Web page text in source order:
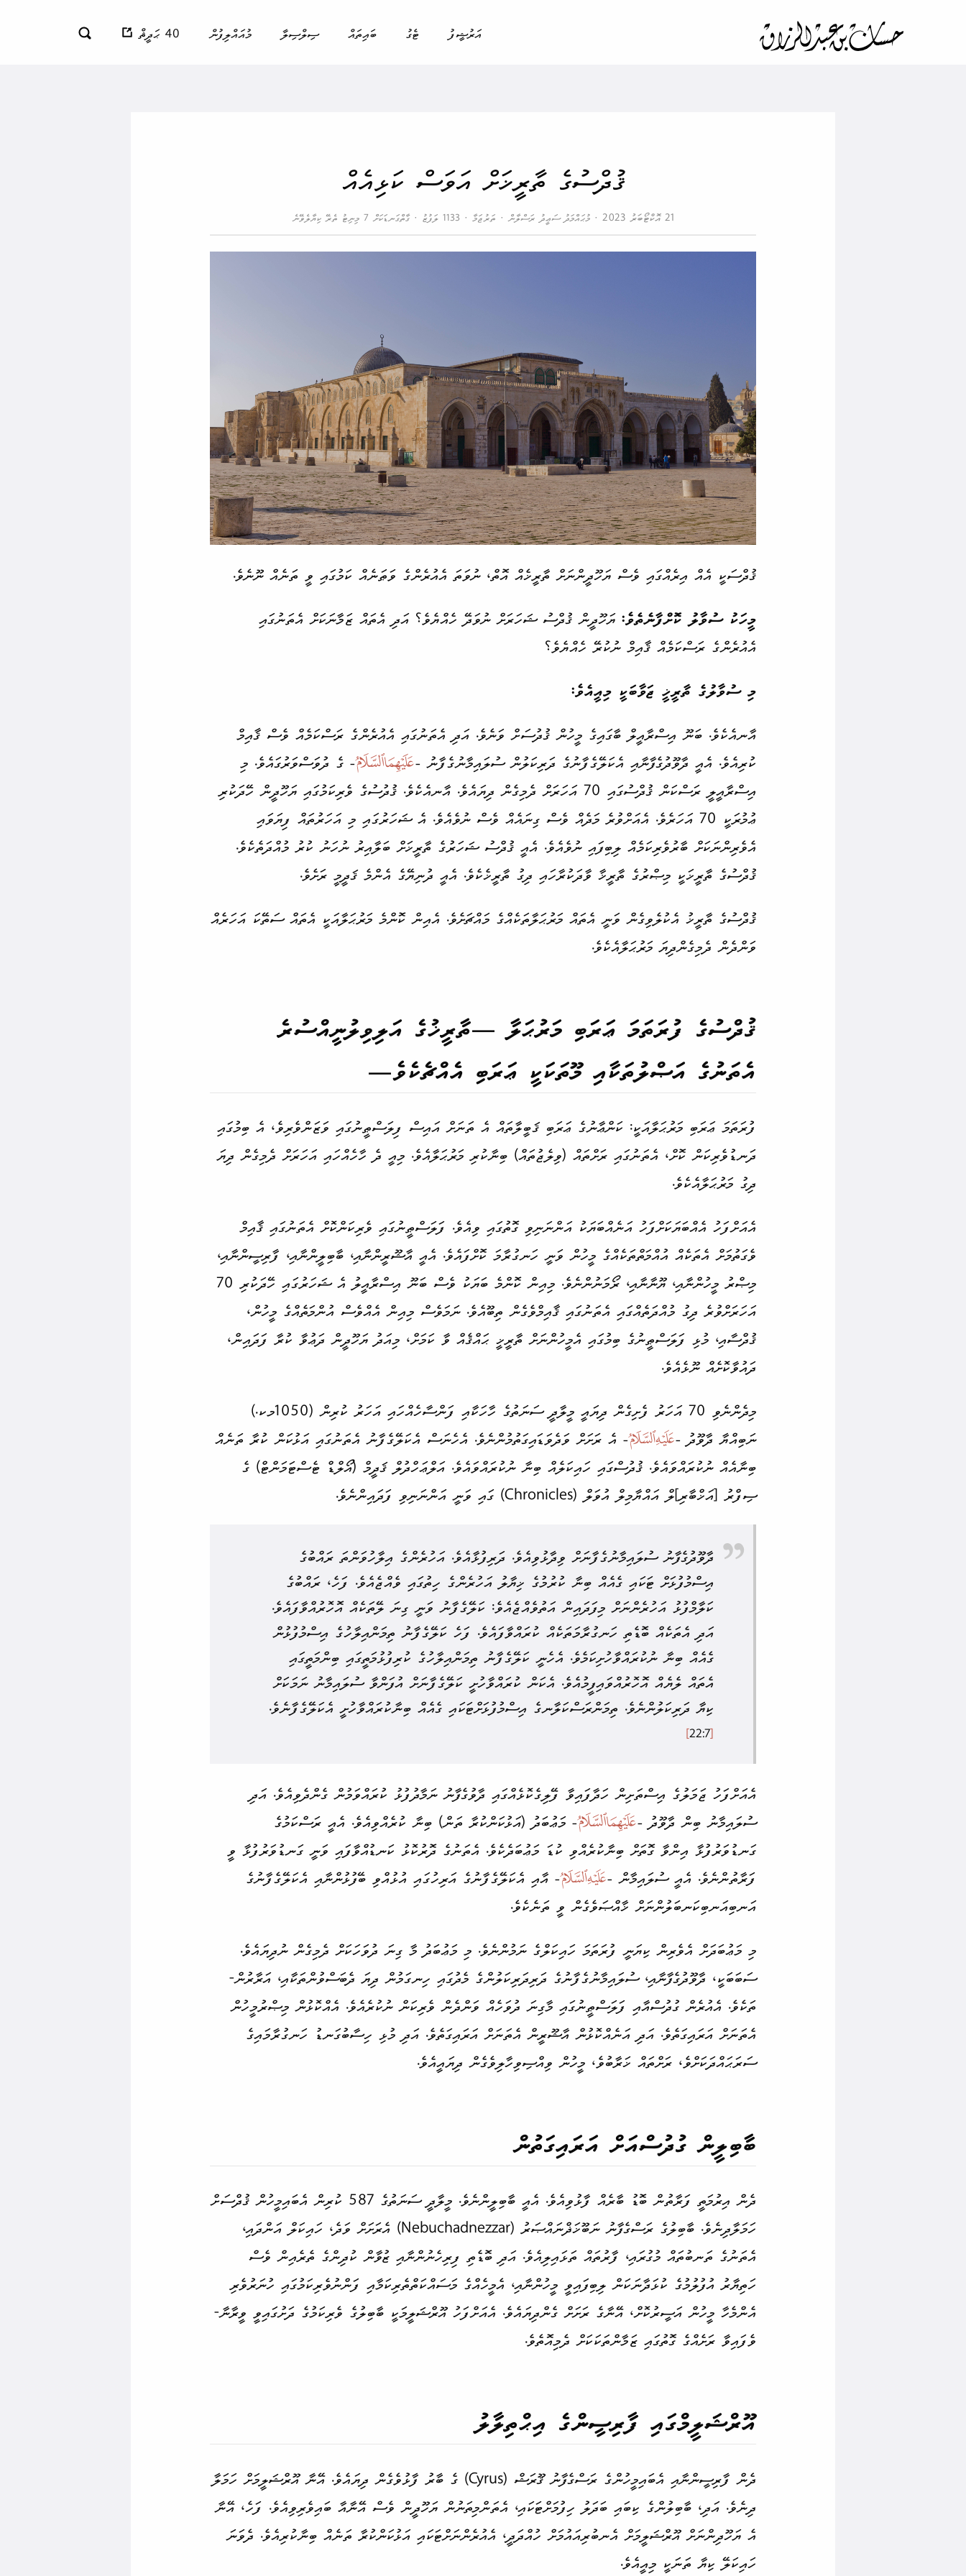
އަރުޝީފު ޓެގު ބައިތައް ސިލްސިލާ މުއައްލިފުން 40 ޙަދީޘް
ޤުދްސުގެ ތާރީޚަށް އަވަސް ކަޅިއެއް
21 އޮކްޓޯބަރު 2023 މުޙައްމަދު ސަޢީދު ރަސްލާން ތަރުޖަމާ ގާތްގަނޑަކަށް 7 މިނިޓު ތެރޭ ކިޔާލެވޭނެ
ޤުދްސަކީ އެއް އިރެއްގައި ވެސް ޔަހޫދީންނަށް ތާރީޚެއް އޮތް، ނުވަތަ އެއުރެންގެ ވަޠަނެއް ކަމުގައި ވީ ތަނެއް ނޫނެވެ.
މީހަކު ސުވާލު ކޮށްފާނެތެވެ: ޔަހޫދީން ޤުދްސު ޝަހަރަށް ނުވަދޭ ހެއްޔެވެ؟ އަދި އެތައް ޒަމާނަކަށް އެތަނުގައި
އެއުރެންގެ ރަސް­ކަމެއް ޤާއިމް ނުކުރޭ ހެއްޔެވެ؟
މި ސުވާލުގެ ތާރީޚީ ޖަވާބަކީ މިއީއެވެ:
އާނއެކެވެ. ބަނޫ އިސްރާއީލް ބާގައިގެ މީހުން ޤުދުސަށް ވަނެވެ. އަދި އެތަނުގައި އެއުރެންގެ ރަސް­ކަމެއް ވެސް ޤާއިމް
ކުރިއެވެ. އެއީ ދާވޫދުގެފާނާއި އެކަލޭގެފާނުގެ ދަރި­ކަލުން ސުލައިމާނުގެފާނު -- ގެ ދުވަސްވަރުގައެވެ. މި
އިސްރާއީލީ ރަސްކަން ޤުދްސުގައި 70 އަހަރަށް ދެމިގެން ދިޔައެވެ. އާނއެކެވެ. ޤުދުސުގެ ވެރި­ކަމުގައި ޔަހޫދީން ހޭދަކުރި
ޢުމުރަކީ 70 އަހަރެވެ. އެއަށްވުރެ މަދެއް ވެސް ގިނަ­އެއް ވެސް ނުވެއެވެ. އެ ޝަހަރުގައި މި އަހަރުތައް ފިޔަވައި
އެވެރިންނަކަށް ބާރުވެރި­ކަމެއް ލިބިފައި ނުވެއެވެ. އެއީ ޤުދްސު ޝަހަރުގެ ތާރީޚަށް ބަލާއިރު ނުހަނު ކުރު މުއްދަތެކެވެ.
ޤުދްސުގެ ތާރީޚަކީ މިޞްރުގެ ތާރީޚާ ވާދަކުރާހައި ދިގު ތާރީޚެކެވެ. އެއީ ދުނިޔޭގެ އެންމެ ޤަދީމީ ރަށެވެ.
ޤުދްސުގެ ތާރީޚު އެކުލެވިގެން ވަނީ އެތައް މަރުޙަލާ­ތަކެއްގެ މައްޗަށެވެ. އެއިން ކޮންމެ މަރުޙަލާއަކީ އެތައް ސަތޭކަ އަހަރެއް
ވަންދެން ދެމިގެންދިޔަ މަރުޙަލާއެކެވެ.
ޤުދްސުގެ ފުރަތަމަ ޢަރަބި މަރުޙަލާ —ތާރީޚުގެ އަލިވިލުނީއްސުރެ
އެތަނުގެ އަޞްލު­ތަކާއި މޫތަކަކީ ޢަރަބި އެއްޗެކެވެ—
ފުރަތަމަ ޢަރަބި މަރުޙަލާއަކީ: ކަންޢާނުގެ ޢަރަބި ޤަބީލާތައް އެ ތަނަށް އައިސް ފިލަސްޠީނުގައި ވަޒަން­ވެރިވެ، އެ ބިމުގައި
ދަނޑު­ވެރިކަން ކޮށް، އެތަނުގައި ރަށްތައް (ވިލެޖުތައް) ބިނާކުރި މަރުޙަލާއެވެ. މިއީ ދެ ހާހެއްހައި އަހަރަށް ދެމިގެން ދިޔަ
ދިގު މަރުޙަލާއެކެވެ.
އެއަށްފަހު އެއްބަޔަކަށްފަހު އަނެއް­ބަޔަކު އަންނަނިވި ގޮތުގައި ވިއެވެ. ފަލަސްޠީނުގައި ވެރިކަން­ކޮށް އެތަނުގައި ޤާއިމް
ވެގަތުމަށް އެތަކެއް އުއްމަތް­ތަކެއްގެ މީހުން ވަނީ ހަނގުރާމަ ކޮށްފައެވެ. އެއީ އާޝޫރީންނާއި، ބާބިލީންނާއި، ފާރިސީންނާއި،
މިޞްރު މީހުންނާއި، ޔޫނާނާއި، ރޯމަނުންނެވެ. މިއިން ކޮންމެ ބަޔަކު ވެސް ބަނޫ އިސްރާއީލު އެ ޝަހަރުގައި ހޭދަކުރި 70
އަހަރަށްވުރެ ދިގު މުއްދަތެއްގައި އެތަނުގައި ޤާއިމް­ވެގެން ތިބޫއެވެ. ނަމަވެސް މިއިން އެއްވެސް އުންމަތެއްގެ މީހުން،
ޤުދްސާއި، މުޅި ފަލަސްޠީނުގެ ބިމުގައި އެމީހުންނަށް ތާރީޚީ ޙައްޤެއް ވާ ކަމަށް، މިއަދު ޔަހޫދީން ދަޢުވާ ކުރާ ފަދައިން،
ދައުވާކޮށެއް ނޫޅެއެވެ.
މިދެންނެވި 70 އަހަރު ފެށިގެން ދިޔައީ މީލާދީ ސަނަތުގެ ހާހަކާއި ފަންސާހެއްހައި އަހަރު ކުރިން (1050މކ.)
ނަބިއްޔާ ދާވޫދު -- އެ ރަށަށް ވަދެވަޑައި­ގަތުމުންނެވެ. އެހެނަސް އެކަލޭގެފާނު އެތަނުގައި އަޅުކަން ކުރާ ތަނެއް
ބިނާ­އެއް ނުކުރައްވައެވެ. ޤުދުސްގައި ހައިކަލެއް ބިނާ ނުކުރައްވައެވެ. އަލްޢަހްދުލް ޤަދީމް (އޯލްޑް ޓެސްޓަމަންޓް) ގެ
ސިފްރު [އަޚްބާރި]ލް އައްޔާމިލް އުވަލް (Chronicles) ގައި ވަނީ އަންނަނިވި ފަދައިންނެވެ.
ދާވޫދުގެފާނު ސުލައިމާނުގެފާނަށް ވިދާޅުވިއެވެ. ދަރިފުޅާއެވެ. އަހުރެންގެ އިލާހު­ވަންތަ ރައްބުގެ
އިސްމުފުޅަށް ޓަކައި ގެއެއް ބިނާ ކުރުމުގެ ޚިޔާލު އަހުރެންގެ ހިތުގައި ވެއްޖެއެވެ. ފަހެ، ރައްބުގެ
ކަލާމް­ފުޅު އަހުރެންނަށް މިފަދައިން އަތުވެއްޖެއެވެ: ކަލޭގެފާނު ވަނީ ގިނަ ލޭތަކެއް އޮހޮރުއްވާފައެވެ.
އަދި އެތަކެއް ބޮޑެތި ހަނގުރާމަ­ތަކެއް ކުރައްވާފައެވެ. ފަހެ ކަލޭގެފާނު ތިމަންއިލާހުގެ އިސްމު­ފުޅުން
ގެއެއް ބިނާ ނުކުރައްވާހުށި­ކަމެވެ. އެހެނީ ކަލޭގެފާނު ތިމަންއިލާހުގެ ކުރި­ފުޅުމަތީގައި ބިންމަތީގައި
އެތައް ލެޔެއް އޮހޮރުއްވައިފީމުއެވެ. އެކަން ކުރައްވާހުށީ ކަލޭގެފާނަށް އުފަންވާ ސުލައިމާނު ނަމަކަށް
ކިޔާ ދަރި­ކަލުންނެވެ. ތިމަން­ރަސް­ކަލާނގެ އިސްމުފުޅަށް­ޓަކައި ގެއެއް ބިނާ­ކުރައްވާހުށީ އެކަލޭގެފާނެވެ.
[
22:7
]
އެއަށްފަހު ޖަމަލުގެ އިސްތަށިން ހަދާފައިވާ ފޭލިގެކޮޅެއްގައި ދާވުގެފާނު ނަމާދު­ފުޅު ކުރައްވަމުން ގެންދެވިއެވެ. އަދި
ސުލައިމާނު ބިން ދާވޫދު -- މަޢުބަދު (އަޅުކަންކުރާ ތަން) ބިނާ ކުރެއްވިއެވެ. އެއީ ރަސް­ކަމުގެ
ގަނޑުވަރުފުޅާ އިންވާ ގޮތަށް ބިނާ­ކުރެއްވި ކުޑަ މަޢުބަދެކެވެ. އެތަނުގެ ދޮރުކޮޅު ކަނޑުއްވާފައި ވަނީ ގަނޑުވަރުފުޅާ ވީ
ފަރާތުންނެވެ. އެއީ ސުލައިމާން -- އާއި އެކަލޭގެފާނުގެ އަރިހުގައި އުޅުއްވި ބޭފުޅުންނާއި އެކަލޭގެފާނުގެ
އަނބިއަނބިކަނބަލުންނަށް ޚާއްޞަ­ވެގެން ވީ ތަނެކެވެ.
މި މަޢުބަދަށް އެވެރިން ކިޔަނީ ފުރަތަމަ ހައިކަލްގެ ނަމުންނެވެ. މި މަޢުބަދު މާ ގިނަ ދުވަހަކަށް ދެމިގެން ނުދިޔައެވެ.
ސަބަބަކީ، ދާވޫދުގެފާނާއި، ސުލައިމާނުގެފާނުގެ ދަރިދަރި­ކަލުންގެ މެދުގައި ހިނގަމުން ދިޔަ ދެބަސްވުން­ތަކާއި، އަރާރުން­
ތަކެވެ. އެއުރެން ގުދުސްއާއި ފަލަސްޠީނުގައި މާގިނަ ދުވަހެއް ވަންދެން ވެރިކަން ނުކުރެއެވެ. އެއްކޮޅުން މިޞްރު­މީހުން
އެތަނަށް އަރައިގަތެވެ. އަދި އަނެއްކޮޅުން އާޝޫރީން އެތަނަށް އަރައިގަތެވެ. އަދި މުޅި ހިސާބުގަނޑު ހަނގުރާމައިގެ
ސަރަޙައްދަކަށްވެ، ރަށްތައް ޚަރާބުވެ، މީހުން ވިއްސިވިހާލި­ވެގެން ދިޔައީއެވެ.
ބާބިލީން ގުދުސްއަށް އަރައިގަތުން
ދެން އިރުމަތީ ފަރާތުން ބޮޑު ބާރެއް ފާޅުވިއެވެ. އެއީ ބާބިލީންނެވެ. މީލާދީ ސަނަތުގެ 587 ކުރިން އެބައި­މީހުން ޤުދްސަށް
ހަމަލާދިނެވެ. ބާބިލުގެ ރަސްގެފާނު ނަބޫޚަޛްނައްޞަރު (Nebuchadnezzar) އެރަށަށް ވަދެ، ހައިކަލް އަންދައި،
އެތަނުގެ ތަނބުތައް މުގުރައި، ފާރުތައް ތަޅައިލިއެވެ. އަދި ބޮޑެތި ފިރިހެނުންނާއި ޒުވާން ކުދިންގެ ތެރެއިން ވެސް
ހަތިޔާރު އުފުލުމުގެ ކުޅަދާނަކަން ލިބިފައިވީ މީހުންނާއި، އެމީހެއްގެ މަސައްކަތްތެރި­ކަމާއި ފަންނުވެރި­ކަމުގައި ހުނަރު­ވެރި
އެންމެހާ މީހުން އަސީރު­ކޮށް، އޭނާގެ ރަށަށް ގެންދިޔައެވެ. އެއަށްފަހު އޫރްޝަލީމަކީ ބާބިލުގެ ވެރި­ކަމުގެ ދަށުގައިވީ ވީރާނާ­
ވެފައިވާ ރަށެއްގެ ގޮތުގައި ޒަމާންތަކަކަށް ދެމިއޮތެވެ.
އޫރްޝަލީމްގައި ފާރިސީންގެ އިޙްތިލާލު
ދެން ފާރިސީންނާއި އެބައި­މީހުންގެ ރަސްގެފާނު ޤޫރަޝް (Cyrus) ގެ ބާރު ފާޅު­ވެގެން ދިޔައެވެ. އޭނާ އޫރްޝަލީމަށް ހަމަލާ
ދިނެވެ. އަދި، ބާބިލުންގެ ކިބައި ބަދަލު ހިފުމަށް­ޓަކައި، އެތަންމިތަނުން ޔަހޫދީން ވެސް އޭނާއާ ބައި­ވެރިވިއެވެ. ފަހެ، އޭނާ
އެ ޔަހޫދިންނަށް އޫރްޝަލީމަށް އެނބުރިއައުމަށް ހުއްދަދީ، އެއުރެންނަށް­ޓަކައި އަޅުކަންކުރާ ތަނެއް ބިނާ­ކުރިއެވެ. ދެވަނަ
ހައިކަލޭ ކިޔާ ތަނަކީ މިއީއެވެ.